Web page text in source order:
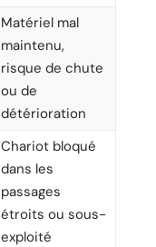
Matériel mal
maintenu,
risque de chute
ou de
détérioration
Chariot bloqué
dans les
passages
étroits ou sous-
exploité